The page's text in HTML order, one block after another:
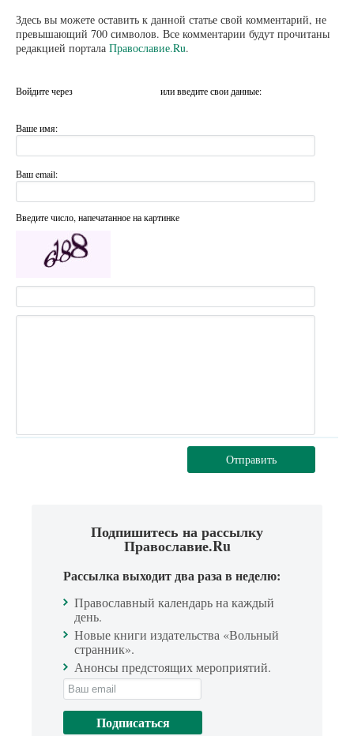
Здесь вы можете оставить к данной статье свой комментарий, не
превышающий 700 символов. Все комментарии будут прочитаны
редакцией портала Православие.Ru.
Войдите через или введите свои данные:
Ваше имя:
Ваш email:
Введите число, напечатанное на картинке
Отправить
Подпишитесь на рассылку
Православие.Ru
Рассылка выходит два раза в неделю:
Православный календарь на каждый
день.
Новые книги издательства «Вольный
странник».
Анонсы предстоящих мероприятий.